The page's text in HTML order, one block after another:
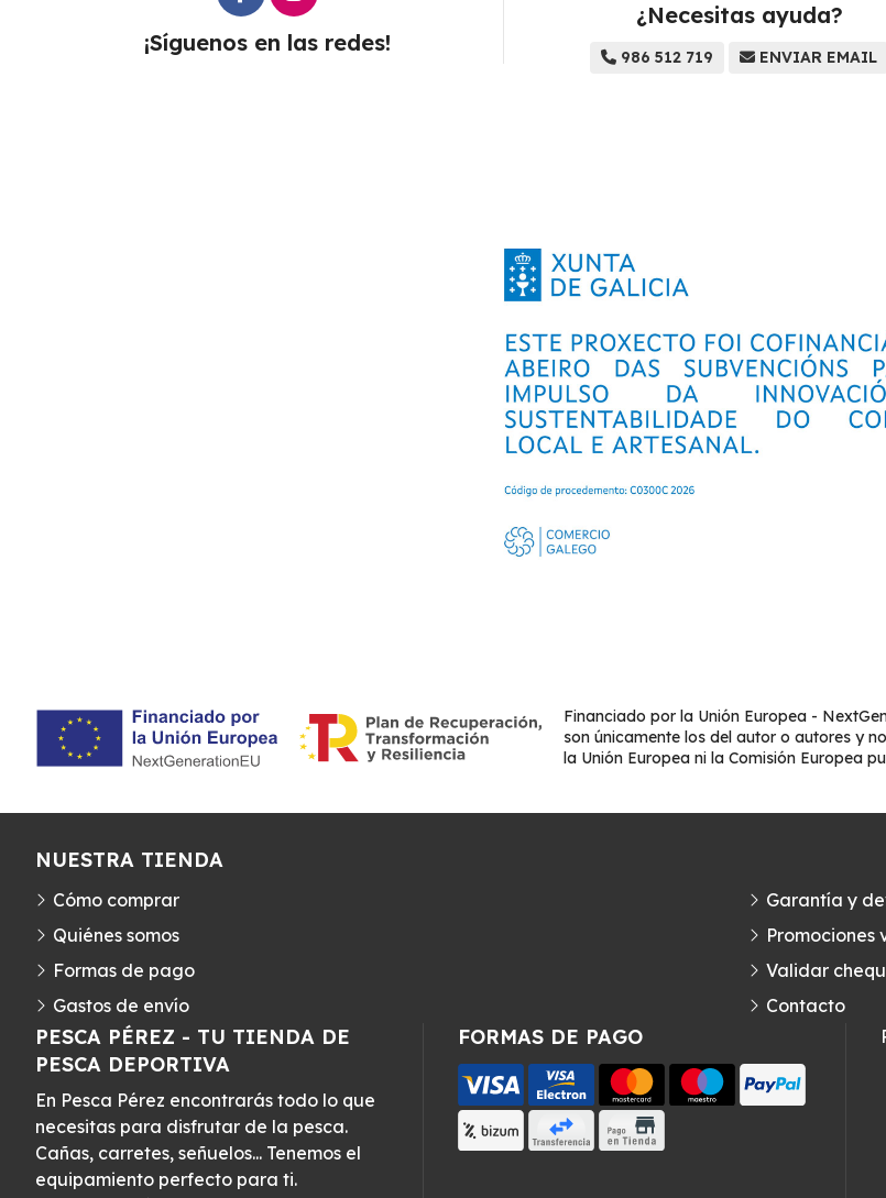
¡Síguenos en las redes!
¿Necesitas ayuda?
986 512 719 ENVIAR EMAIL
Financiado por la Unión Europea -
son únicamente los del autor o autores y
la Unión Europea ni la Comisión Europea
PESCA PÉREZ - TU TIENDA DE
PESCA DEPORTIVA
En Pesca Pérez encontrarás todo lo que
necesitas para disfrutar de la pesca.
Cañas, carretes, señuelos... Tenemos el
equipamiento perfecto para ti.
FORMAS DE PAGO
NUESTRA TIENDA
Cómo comprar
Quiénes somos
Formas de pago
Gastos de envío
Garantía y
Promociones
Validar
Contacto